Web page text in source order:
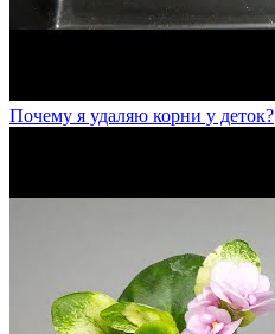
Почему я удаляю корни у деток?